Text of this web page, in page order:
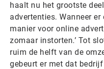
haalt nu het grootste
advertenties. Wanneer
manier voor online
zomaar instorten.’ Tot
ruim de helft van de
gebeurt er met dat